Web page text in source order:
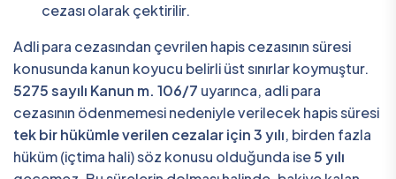
cezası olarak çektirilir.
Adli para cezasından çevrilen hapis cezasının süresi
konusunda kanun koyucu belirli üst sınırlar koymuştur.
5275 sayılı Kanun m. 106/7 uyarınca, adli para
cezasının ödenmemesi nedeniyle verilecek hapis süresi
tek bir hükümle verilen cezalar için 3 yılı, birden fazla
hüküm (içtima hali) söz konusu olduğunda ise5 yılı